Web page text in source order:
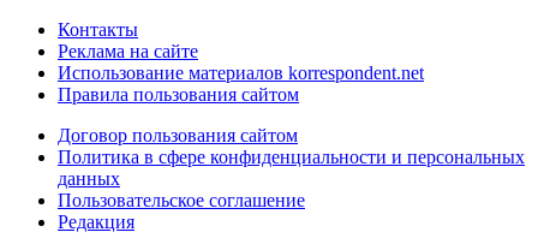
Контакты
Реклама на сайте
Использование материалов korrespondent.net
Правила пользования сайтом
Договор пользования сайтом
Политика в сфере конфиденциальности и персональных
данных
Пользовательское соглашение
Редакция